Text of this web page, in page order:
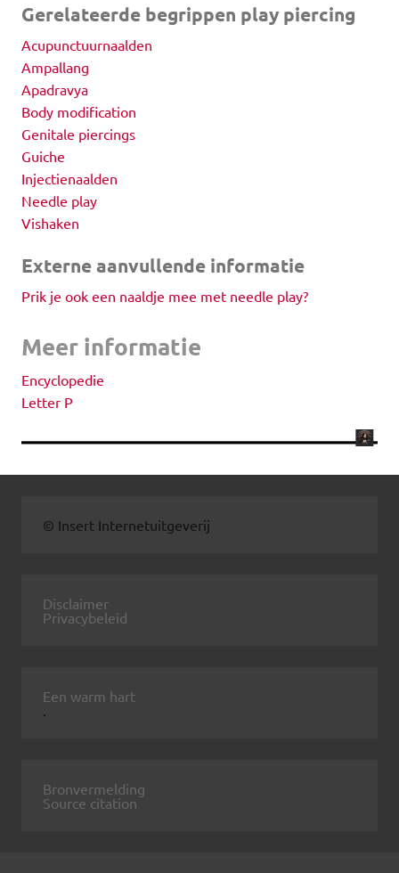
Gerelateerde begrippen play piercing
Acupunctuurnaalden
Ampallang
Apadravya
Body modification
Genitale piercings
Guiche
Injectienaalden
Needle play
Vishaken
Externe aanvullende informatie
Prik je ook een naaldje mee met needle play?
Meer informatie
Encyclopedie
Letter P
© Insert Internetuitgeverij
Disclaimer
Privacybeleid
Een warm hart
.
Bronvermelding
Source citation